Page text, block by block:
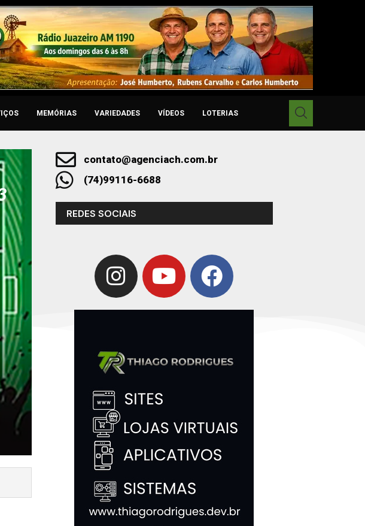
MEMÓRIAS VARIEDADES VÍDEOS LOTERIAS
contato@agenciach.com.br
(74)99116-6688
REDES SOCIAIS